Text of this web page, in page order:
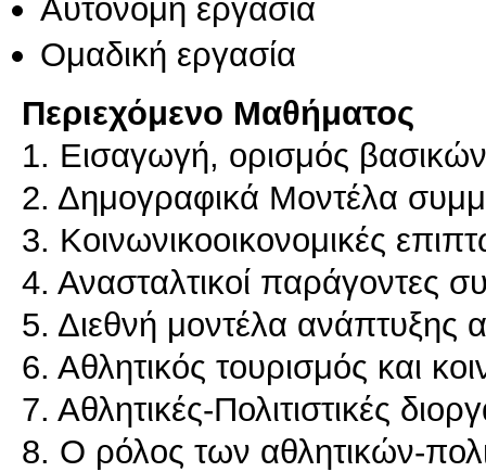
Αυτόνομη εργασία
Ομαδική εργασία
Περιεχόμενο Μαθήματος
1. Εισαγωγή, ορισμός
2. Δημογραφικά Μοντέλα
3. Κοινωνικοοικονομικές
4. Ανασταλτικοί παράγοντες
5. Διεθνή μοντέλα ανάπτυξης
6. Αθλητικός τουρισμός και
7. Αθλητικές-Πολιτιστικές
8. Ο ρόλος των αθλητικών-